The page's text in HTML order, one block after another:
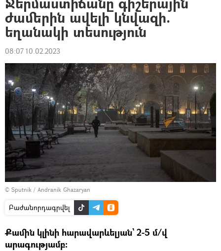
ժամերին ավելի կնվազի.
եղանակի տեսություն
08:07 10.02.2023
© Sputnik / Andranik Ghazaryan
Բաժանորդագրվել
Քամին կլինի հարավարևելյան` 2-5 մ/վ
արագությամբ: